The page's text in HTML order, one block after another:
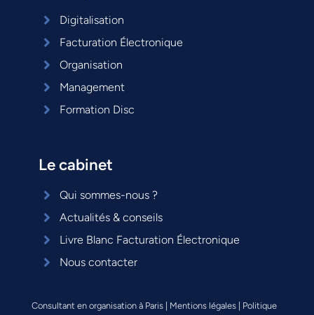
Digitalisation
Facturation Électronique
Organisation
Management
Formation Disc
Le cabinet
Qui sommes-nous ?
Actualités & conseils
Livre Blanc Facturation Électronique
Nous contacter
Consultant en organisation à Paris| Mentions légales| Politique